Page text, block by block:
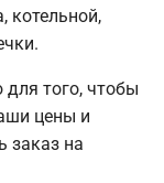
котельной,
того, чтобы
цены и
заказ на